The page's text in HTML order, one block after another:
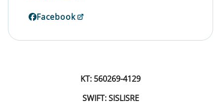
Facebook
KT: 560269-4129
SWIFT: SISLISRE